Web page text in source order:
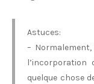
Astuces:
–
quelque chose